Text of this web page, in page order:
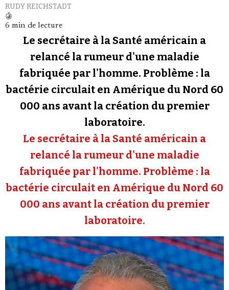
Revues de presse
Newsletter
Faire un don
Demander à Vera
Se connecter
RUDY REICHSTADT
6 min de lecture
Le secrétaire à la Santé américain a
relancé la rumeur d'une maladie
fabriquée par l'homme. Problème : la
bactérie circulait en Amérique du Nord 60
000 ans avant la création du premier
laboratoire.
Le secrétaire à la Santé américain a
relancé la rumeur d'une maladie
fabriquée par l'homme. Problème : la
bactérie circulait en Amérique du Nord 60
000 ans avant la création du premier
laboratoire.